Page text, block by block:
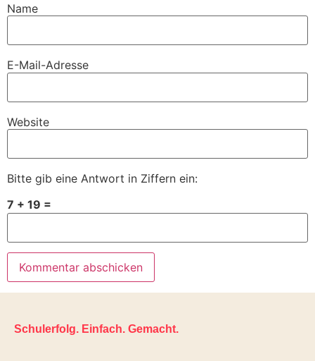
Name
E-Mail-Adresse
Website
Bitte gib eine Antwort in Ziffern ein:
7 + 19 =
Schulerfolg. Einfach. Gemacht.